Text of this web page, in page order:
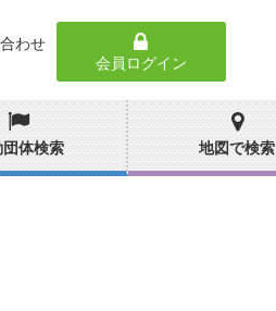
わせ
会員ログイン
団体検索 地図で検索